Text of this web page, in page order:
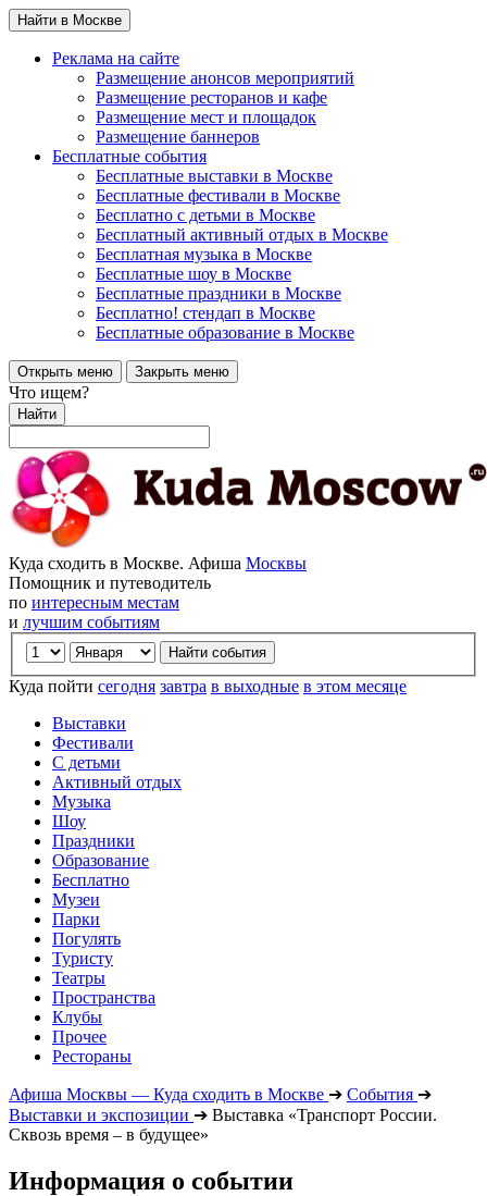
Найти в Москве
Реклама на сайте
Размещение анонсов мероприятий
Размещение ресторанов и кафе
Размещение мест и площадок
Размещение баннеров
Бесплатные события
Бесплатные выставки в Москве
Бесплатные фестивали в Москве
Бесплатно с детьми в Москве
Бесплатный активный отдых в Москве
Бесплатная музыка в Москве
Бесплатные шоу в Москве
Бесплатные праздники в Москве
Бесплатно! стендап в Москве
Бесплатные образование в Москве
Открыть меню Закрыть меню
Что ищем?
Найти
Куда сходить в Москве. Афиша Москвы
Помощник и путеводитель
по интересным местам
и лучшим событиям
Куда пойти сегодня завтра в выходные в этом месяце
Выставки
Фестивали
С детьми
Активный отдых
Музыка
Шоу
Праздники
Образование
Бесплатно
Музеи
Парки
Погулять
Туристу
Театры
Пространства
Клубы
Прочее
Рестораны
Афиша Москвы — Куда сходить в Москве ➔ События ➔
Выставки и экспозиции ➔ Выставка «Транспорт России.
Сквозь время – в будущее»
Информация о событии